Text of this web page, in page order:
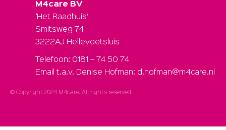
M4care BV
‘Het Raadhuis’
Smitsweg 74
3222AJ Hellevoetsluis
Telefoon: 0181 – 74 50 74
Email t.a.v. Denise Hofman: d.hofman@m4care.nl
© Copyright 2024 M4care. All rights reserved.